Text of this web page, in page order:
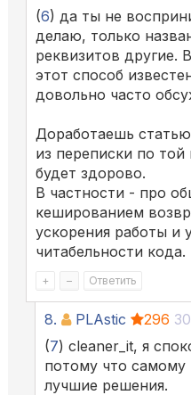
(6) да ты не
делаю, только
реквизитов другие.
этот способ
довольно часто
Доработаешь
из переписки по той
будет здорово.
В частности - про
кешированием
ускорения работы и
читабельности кода.
+ – Ответить
8. PLAstic 296
(7) cleaner_it, я
потому что самому
лучшие решения.